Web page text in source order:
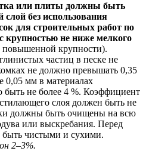
или плиты должны быть
без использования
для строительных работ по
не ниже мелкого
крупности).
частиц в песке не
не должно превышать 0,35
0,05 мм в материалах
не более 4 %. Коэффициент
слоя должен быть не
должны быть очищены на всю
или выскребания. Перед
чистыми и сухими.
2–3%.